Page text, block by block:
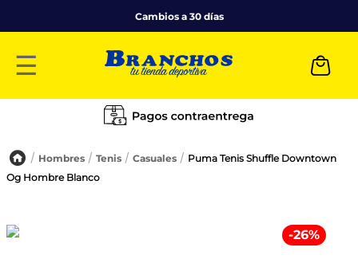
Cambios a 30 días
☰
Hombres Tenis Casuales
Puma Tenis Shuffle Downtown
Og Hombre Blanco
-26%